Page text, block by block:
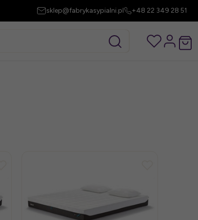
sklep@fabrykasypialni.pl +48 22 349 28 51